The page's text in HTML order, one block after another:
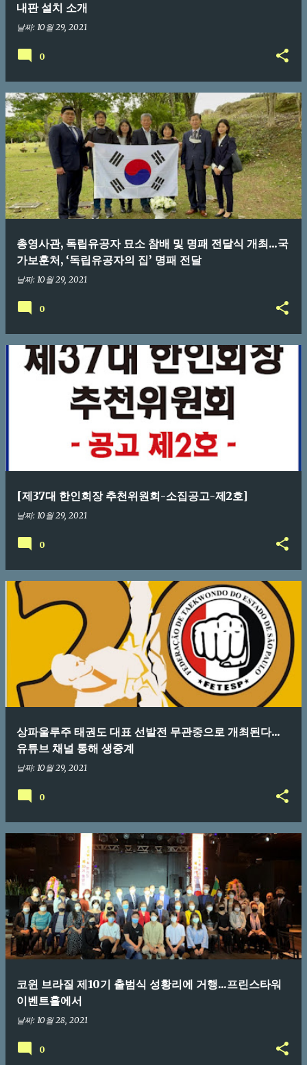
내판 설치 소개
날짜: 10월 29, 2021
0
총영사관, 독립유공자 묘소 참배 및 명패 전달식 개최...국
가보훈처, ‘독립유공자의 집’ 명패 전달
날짜: 10월 29, 2021
0
[제37대 한인회장 추천위원회-소집공고-제2호]
날짜: 10월 29, 2021
0
상파울루주 태권도 대표 선발전 무관중으로 개최된다...
유튜브 채널 통해 생중계
날짜: 10월 29, 2021
0
코윈 브라질 제10기 출범식 성황리에 거행...프린스타워
이벤트홀에서
날짜: 10월 28, 2021
0